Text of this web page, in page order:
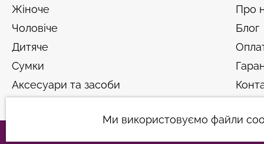
Жіноче
Чоловіче
Дитяче
Сумки
Аксесуари та засоби
догляду
Про
Блог
Ми використовуємо файли